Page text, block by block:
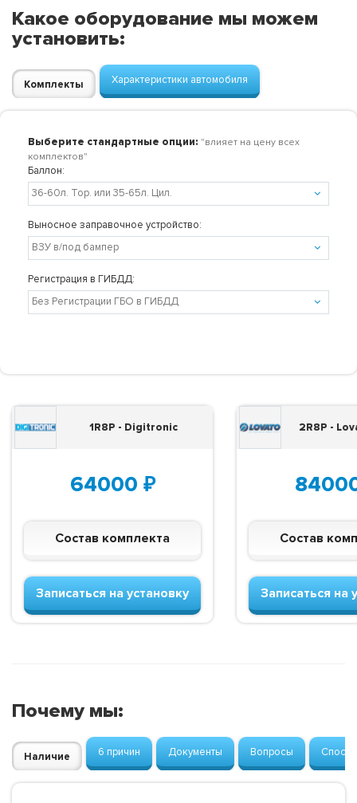
Какое оборудование мы можем
установить:
Комплекты Характеристики автомобиля
Выберите стандартные опции: "влияет на цену всех
комплектов"
Баллон:
Выносное заправочное устройство:
Регистрация в ГИБДД:
1R8P - Digitronic
64000 ₽
Состав комплекта
Записаться на установку
2R8P -
Состав
Записаться на
Почему мы:
Наличие 6 причин Документы Вопросы